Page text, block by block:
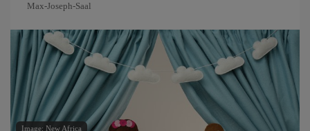
Max-Joseph-Saal
Image: New Africa